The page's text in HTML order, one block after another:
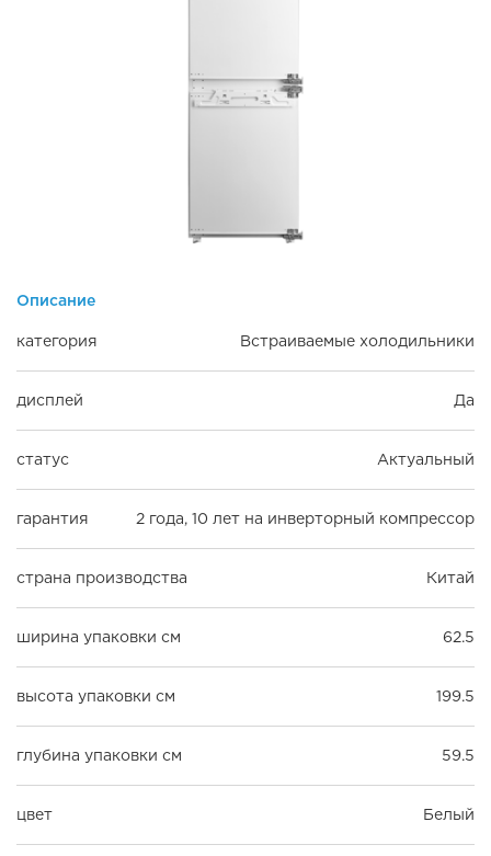
Описание
категория Встраиваемые холодильники
дисплей Да
статус Актуальный
гарантия 2 года, 10 лет на инверторный компрессор
страна производства Китай
ширина упаковки см 62.5
высота упаковки см 199.5
глубина упаковки см 59.5
цвет Белый